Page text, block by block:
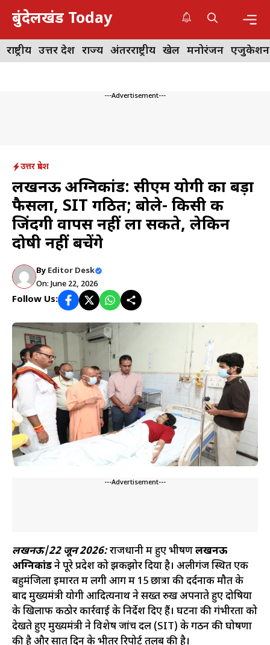
Skip
content
बुंदेलखंड Today
राष्ट्रीय उत्तर प्रदेश राज्य अंतरराष्ट्रीय खेल मनोरंजन एजुकेशन
---Advertisement---
उत्तर प्रदेश
लखनऊ अग्निकांड: सीएम योगी का बड़ा
फैसला, SIT गठित; बोले- किसी की
जिंदगी वापस नहीं ला सकते, लेकिन
दोषी नहीं बचेंगे
By Editor Desk
On: June 22, 2026
Follow Us:
---Advertisement---
लखनऊ|22 जून 2026:राजधानी में हुए भीषणलखनऊ
अग्निकांडने पूरे प्रदेश को झकझोर दिया है। अलीगंज स्थित एक
बहुमंजिला इमारत में लगी आग में 15 छात्रों की दर्दनाक मौत के
बाद मुख्यमंत्री योगी आदित्यनाथ ने सख्त रुख अपनाते हुए दोषियों
के खिलाफ कठोर कार्रवाई के निर्देश दिए हैं। घटना की गंभीरता को
देखते हुए मुख्यमंत्री ने विशेष जांच दल (SIT) के गठन की घोषणा
की है और सात दिन के भीतर रिपोर्ट तलब की है।